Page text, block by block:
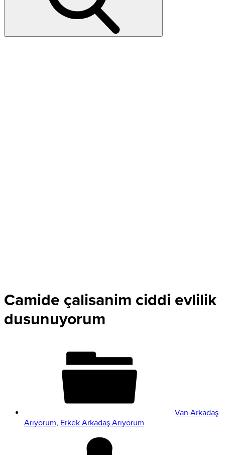
Camide çalisanim ciddi evlilik
dusunuyorum
Van Arkadaş
Arıyorum, Erkek Arkadaş Arıyorum